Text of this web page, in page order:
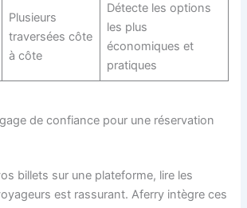
Plusieurs
traversées côte
à côte
Détecte les options
les plus
économiques et
pratiques
de confiance pour une réservation
billets sur une plateforme, lire les
est rassurant. Aferry intègre ces